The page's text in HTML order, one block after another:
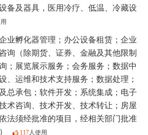
备及器具，医用冷疗、低温、冷藏设
业孵化器管理；办公设备租赁；企业
询（除期货、证券、金融及其他限制
；展览展示服务；会务服务；数据中
、运维和技术支持服务；数据处理；
总承包；软件开发；系统集成；电子
术咨询、技术开发、技术转让；房屋
法须经批准的项目，经相关部门批准
117人使用